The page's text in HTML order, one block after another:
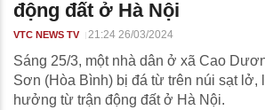
động đất ở Hà Nội
VTC NEWS TV 21:24 26/03/2024
Sáng 25/3, một nhà dân ở xã Cao
Sơn (Hòa Bình) bị đá từ trên núi sạt lở,
hưởng từ trận động đất ở Hà Nội.